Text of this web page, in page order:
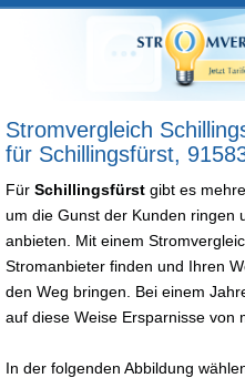
Stromvergleich
für Schillingsfürst,
Für Schillingsfürst gibt es
um die Gunst der Kunden ringen
anbieten. Mit einem
Stromanbieter finden und Ihren
den Weg bringen. Bei einem
auf diese Weise Ersparnisse von
In der folgenden Abbildung